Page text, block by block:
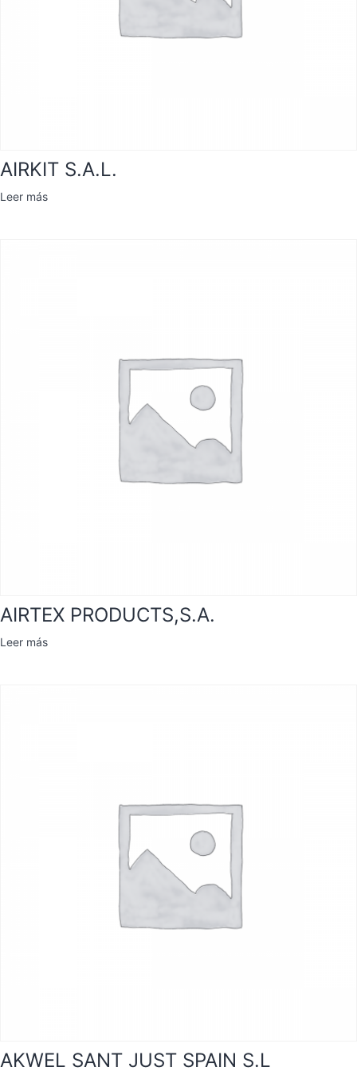
AIRKIT S.A.L.
Leer más
AIRTEX PRODUCTS,S.A.
Leer más
AKWEL SANT JUST SPAIN S.L